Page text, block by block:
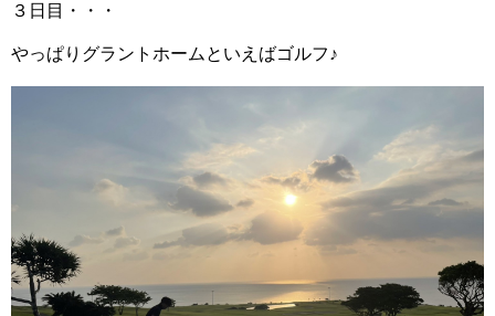
３日目・・・
やっぱりグラントホームといえばゴルフ♪